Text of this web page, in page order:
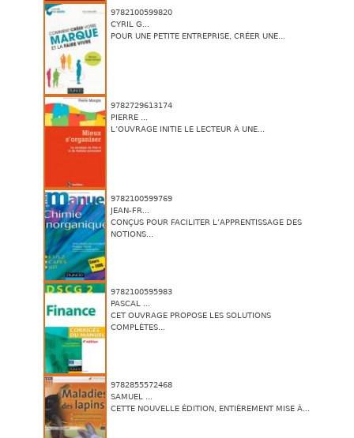
9782100599820
CYRIL G...
POUR UNE PETITE ENTREPRISE, CRÉER UNE...
9782729613174
PIERRE ...
L’OUVRAGE INITIE LE LECTEUR À UNE...
9782100599769
JEAN-FR...
CONÇUS POUR FACILITER L’APPRENTISSAGE DES
NOTIONS...
9782100595983
PASCAL ...
CET OUVRAGE PROPOSE LES SOLUTIONS
COMPLÈTES...
9782855572468
SAMUEL ...
CETTE NOUVELLE ÉDITION, ENTIÈREMENT MISE À...